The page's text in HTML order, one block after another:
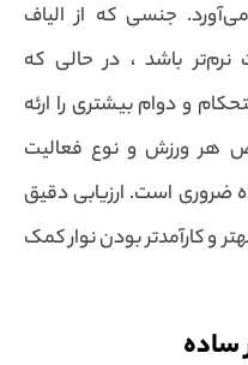
جنسی که از الیاف
باشد ، در حالی که
و دوام بیشتری را ارئه
هر ورزش و نوع فعالیت
ضروری است. ارزیابی دقیق
و کارآمدتر بودن نوار کمک
ساده